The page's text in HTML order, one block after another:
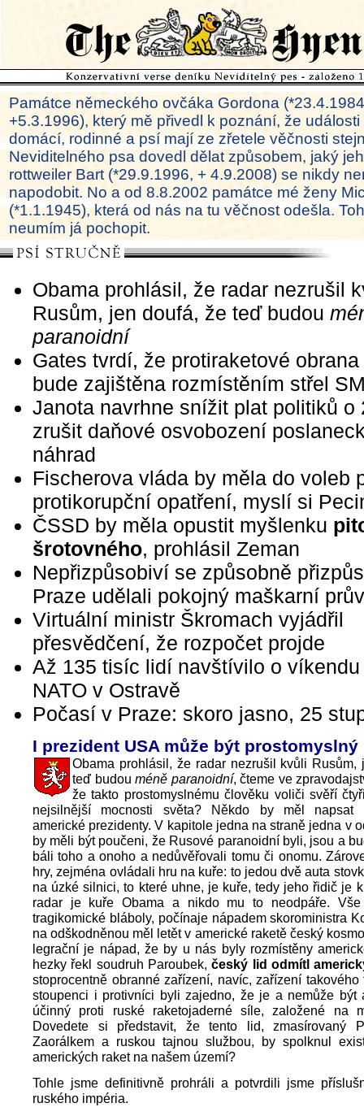
Památce německého ovčáka Gordona
+5.3.1996), který mě přivedl k poznání, že
domácí, rodinné a psí mají ze zřetele věčnosti
Neviditelného psa dovedl dělat způsobem, jaký
rottweiler Bart (*29.9.1996, + 4.9.2008) se nikdy
napodobit. No a od 8.8.2002 památce mé ženy
(*1.1.1945), která od nás na tu věčnost odešla.
neumím já pochopit.
Obama prohlásil, že radar nezrušil
Rusům, jen doufá, že teď budou
paranoidní
Gates tvrdí, že protiraketové
bude zajištěna rozmístěním střel
Janota navrhne snížit plat politiků o
zrušit daňové osvobození
náhrad
Fischerova vláda by měla do voleb
protikorupční opatření, myslí si
ČSSD by měla opustit myšlenku
šrotovného, prohlásil Zeman
Nepřizpůsobiví se způsobně
Praze udělali pokojný maškarní
Virtuální ministr Škromach vyjádřil
přesvědčení, že rozpočet projde
Až 135 tisíc lidí navštívilo o víkendu
NATO v Ostravě
Počasí v Praze: skoro jasno, 25
I prezident USA může být prostomyslný
Obama prohlásil, že radar nezrušil kvůli Rusům,
teď budou méně paranoidní, čteme ve
že takto prostomyslnému člověku voliči svěří
nejsilnější mocnosti světa? Někdo by měl napsat
americké prezidenty. V kapitole jedna na straně jedna v
by měli být poučeni, že Rusové paranoidní byli, jsou a
báli toho a onoho a nedůvěřovali tomu či onomu.
hry, zejména ovládali hru na kuře: to jedou dvě auta
na úzké silnici, to které uhne, je kuře, tedy jeho řidič je
radar je kuře Obama a nikdo mu to neodpáře.
tragikomické bláboly, počínaje nápadem skoroministra
na odškodněnou měl letět v americké raketě český
legrační je nápad, že by u nás byly rozmístěny
hezky řekl soudruh Paroubek, český lid odmítl
stoprocentně obranné zařízení, navíc, zařízení takového
stoupenci i protivníci byli zajedno, že je a nemůže být
účinný proti ruské raketojaderné síle, založené na
Dovedete si představit, že tento lid, zmasírovaný
Zaorálkem a ruskou tajnou službou, by spolknul
amerických raket na našem území?
Tohle jsme definitivně prohráli a potvrdili jsme
ruského impéria.